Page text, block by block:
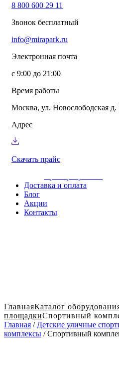
Канатные комплексы
большого диаметра
Парковое
Экопродукция из
Детские комплексы и
Услуги
Озеленение
Монтаж детских
Резиновые покрытия
Сертификаты
Доставка и оплата
Блог
Акции
Контакты
8 800 600 29 11
Звонок бесплатный
info@mirapark.ru
Электронная почта
с 9:00 до 21:00
Время работы
Москва, ул. Новослободская
Адрес
Скачать прайс
ГлавнаяКаталог
площадкиСпортивный
Главная / Детские уличные
комплексы / Спортивный